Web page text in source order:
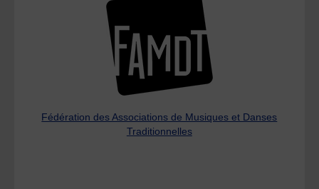
Fédération des Associations de Musiques et Danses
Traditionnelles